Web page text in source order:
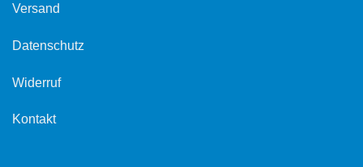
Versand
Datenschutz
Widerruf
Kontakt